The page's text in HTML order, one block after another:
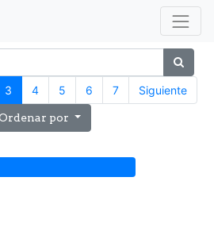
3 4 5 6 7 Siguiente
por